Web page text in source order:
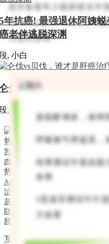
员又给老年小鼠的饮水中
肾脏中的甜菜碱水平增加2倍），
方面的改善：
尿肌酐增多，表明
呼吸换气率提高，
转帮测试中悬挂能
改善
型迷宫测试
中行
力改善
年抗癌! 最强退休阿姨
老伴逃脱深渊
, 小白
伐vs贝伐，谁才是肝癌
, 小白
热门分类
乳腺癌
肉瘤
肠癌 肺癌 肾癌 胃癌 胆
热门标签
ALK CAR-T EGFR
治疗
基因检测
复发 奥希替尼 小细胞
联合治疗
肝癌 肠癌
肺癌
靶向治疗
互联网药品信息服务资格证